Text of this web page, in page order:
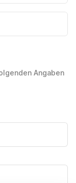
Angaben